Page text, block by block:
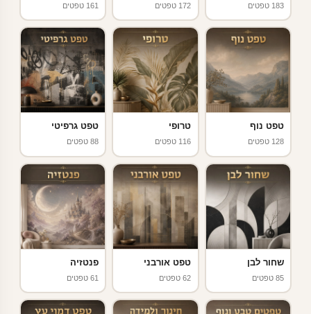
183 טפטים 172 טפטים 161 טפטים
טפט נוף
128 טפטים
טרופי
116 טפטים
טפט גרפיטי
88 טפטים
שחור לבן
85 טפטים
טפט אורבני
62 טפטים
פנטזיה
61 טפטים